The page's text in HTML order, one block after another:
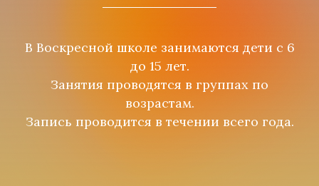
В Воскресной школе занимаются дети с 6
до 15 лет.
Занятия проводятся в группах по
возрастам.
Запись проводится в течении всего года.